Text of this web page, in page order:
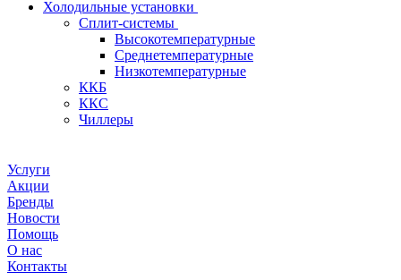
Холодильные установки
Сплит-системы
Высокотемпературные
Среднетемпературные
Низкотемпературные
ККБ
ККС
Чиллеры
Услуги
Акции
Бренды
Новости
Помощь
О нас
Контакты